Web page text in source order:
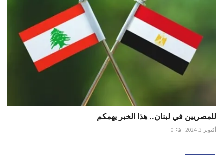
للمصريين في لبنان.. هذا الخبر يهمكم
أكتوبر 3, 2024 0